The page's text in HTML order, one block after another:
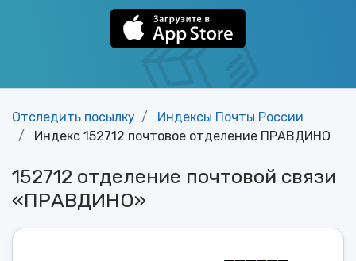
Отследить посылку
Индексы Почты России
Индекс 152712 почтовое отделение ПРАВДИНО
152712 отделение почтовой связи
«ПРАВДИНО»